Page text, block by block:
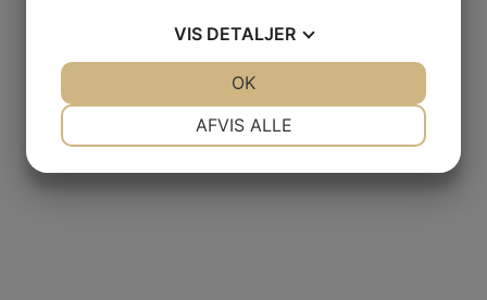
VIS DETALJER
AFVIS ALLE
OK